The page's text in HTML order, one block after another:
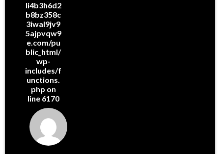
li4b3h6d2
b8bz358c
3iwal9jv9
5ajpvqw9
e.com/pu
blic_html/
wp-
includes/f
unctions.
php on
line 6170